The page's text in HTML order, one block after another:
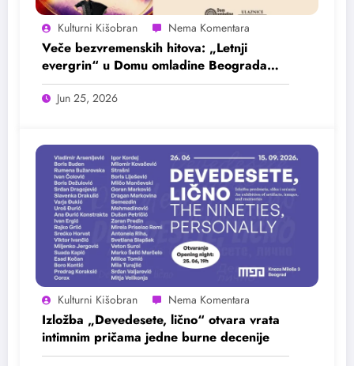
Kulturni Kišobran
Veče bezvremenskih hitova: „Letnji
evergrin“ u Domu omladine Beograda
25. juna
Jun 25, 2026
Kulturni Kišobran
Izložba „Devedesete, lično“ otvara vrata
intimnim pričama jedne burne decenije